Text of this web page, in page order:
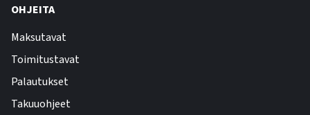
OHJEITA
Maksutavat
Toimitustavat
Palautukset
Takuuohjeet